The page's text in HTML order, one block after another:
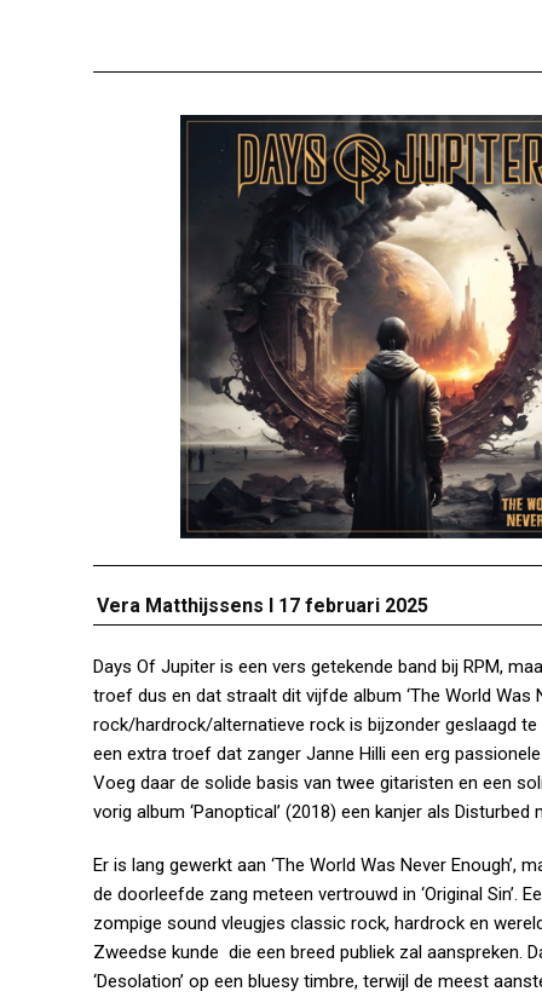
Vera Matthijssens I 17 februari 2025
Days Of Jupiter is een vers getekende band bij RPM,
troef dus en dat straalt dit vijfde album ‘The World Was
rock/hardrock/alternatieve rock is bijzonder geslaagd
een extra troef dat zanger Janne Hilli een erg
Voeg daar de solide basis van twee gitaristen en een
vorig album ‘Panoptical’ (2018) een kanjer als
Er is lang gewerkt aan ‘The World Was Never
de doorleefde zang meteen vertrouwd in ‘Original
zompige sound vleugjes classic rock, hardrock en
Zweedse kunde die een breed publiek zal aanspreken.
‘Desolation’ op een bluesy timbre, terwijl de meest